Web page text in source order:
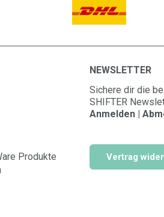
Produkte
NEWSLETTER
Sichere dir die
SHIFTER
Anmelden |
Vertrag